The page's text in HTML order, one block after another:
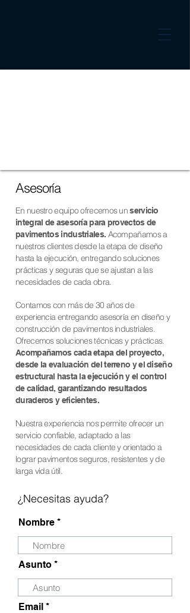
Asesoría
En nuestro equipo ofrecemos unservicio
integral de asesoría para provectos de
pavimentos industriales. Acompañamos a
nuestros clientes desde la etapa de diseño
hasta la ejecución, entregando soluciones
prácticas y seguras que se ajustan a las
necesidades de cada obra.
Contamos con más de 30 años de
experiencia entregando asesoría en diseño y
construcción de pavimentos industriales.
Ofrecemos soluciones técnicas y prácticas.
Acompañamos cada etapa del proyecto,
desde la evaluación del terreno y el diseño
estructural hasta la ejecución y el control
de calidad, garantizando resultados
duraderos y eficientes.
Nuestra experiencia nos permite ofrecer un
servicio confiable, adaptado a las
necesidades de cada cliente y orientado a
lograr pavimentos seguros, resistentes y de
larga vida útil.
¿Necesitas ayuda?
Nombre
Asunto
Email